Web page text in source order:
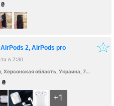
₴
2, AirPods pro
в 7:30
Херсон, Херсонская область, Украина, 73000
₴
+1